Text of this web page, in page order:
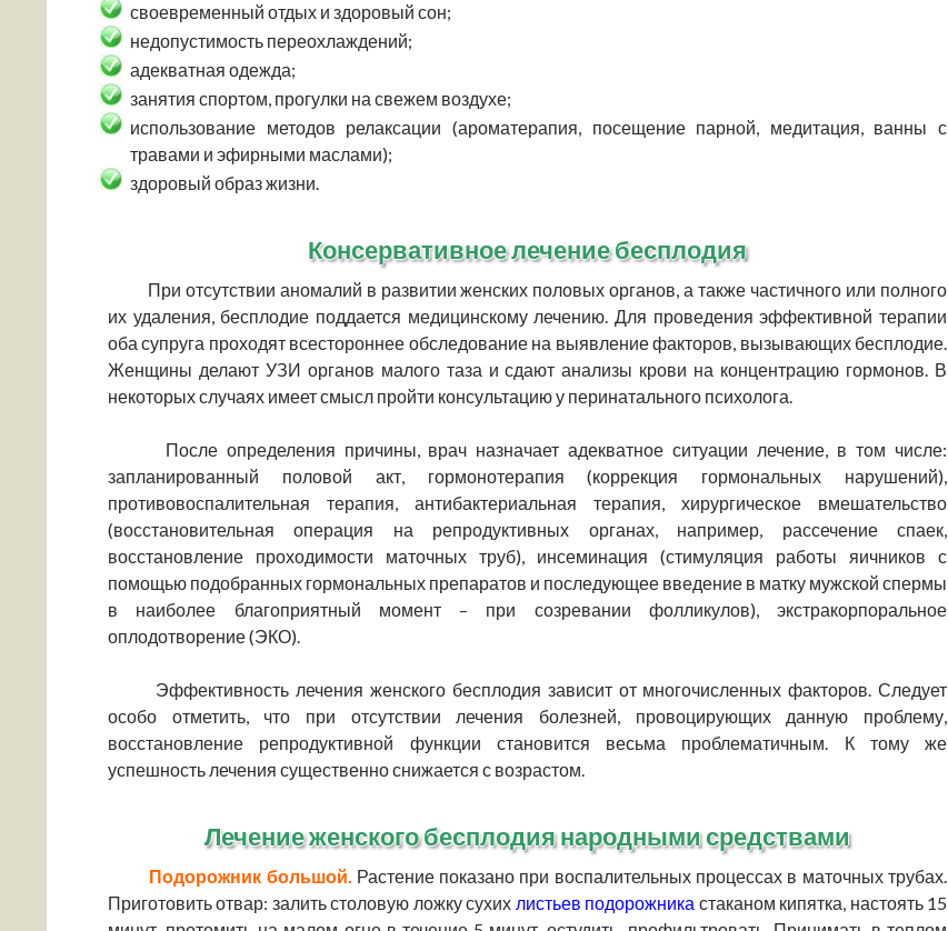
своевременный отдых и здоровый сон;
недопустимость переохлаждений;
адекватная одежда;
занятия спортом, прогулки на свежем воздухе;
использование методов релаксации (ароматерапия, посещение парной, медитация, ванны с
травами и эфирными маслами);
здоровый образ жизни.
Консервативное лечение бесплодия
При отсутствии аномалий в развитии женских половых органов, а также частичного или полного
их удаления, бесплодие поддается медицинскому лечению. Для проведения эффективной терапии
оба супруга проходят всестороннее обследование на выявление факторов, вызывающих бесплодие.
Женщины делают УЗИ органов малого таза и сдают анализы крови на концентрацию гормонов. В
некоторых случаях имеет смысл пройти консультацию у перинатального психолога.
После определения причины, врач назначает адекватное ситуации лечение, в том числе:
запланированный половой акт, гормонотерапия (коррекция гормональных нарушений),
противовоспалительная терапия, антибактериальная терапия, хирургическое вмешательство
(восстановительная операция на репродуктивных органах, например, рассечение спаек,
восстановление проходимости маточных труб), инсеминация (стимуляция работы яичников с
помощью подобранных гормональных препаратов и последующее введение в матку мужской спермы
в наиболее благоприятный момент – при созревании фолликулов), экстракорпоральное
оплодотворение (ЭКО).
Эффективность лечения женского бесплодия зависит от многочисленных факторов. Следует
особо отметить, что при отсутствии лечения болезней, провоцирующих данную проблему,
восстановление репродуктивной функции становится весьма проблематичным. К тому же
успешность лечения существенно снижается с возрастом.
Лечение женского бесплодия народными средствами
Подорожник большой. Растение показано при воспалительных процессах в маточных трубах.
Приготовить отвар: залить столовую ложку сухих листьев подорожника стаканом кипятка, настоять 15